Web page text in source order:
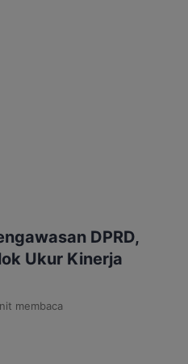
DPRD,
Ukur Kinerja
membaca